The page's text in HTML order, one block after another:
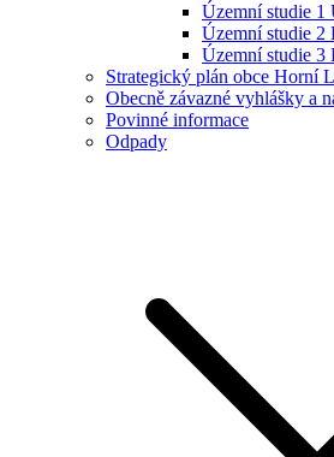
Územní studie 1
Územní studie 2
Územní studie 3
Strategický plán obce Horní
Obecně závazné vyhlášky a
Povinné informace
Odpady